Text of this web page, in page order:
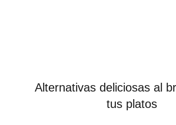
Alternativas deliciosas al
tus platos